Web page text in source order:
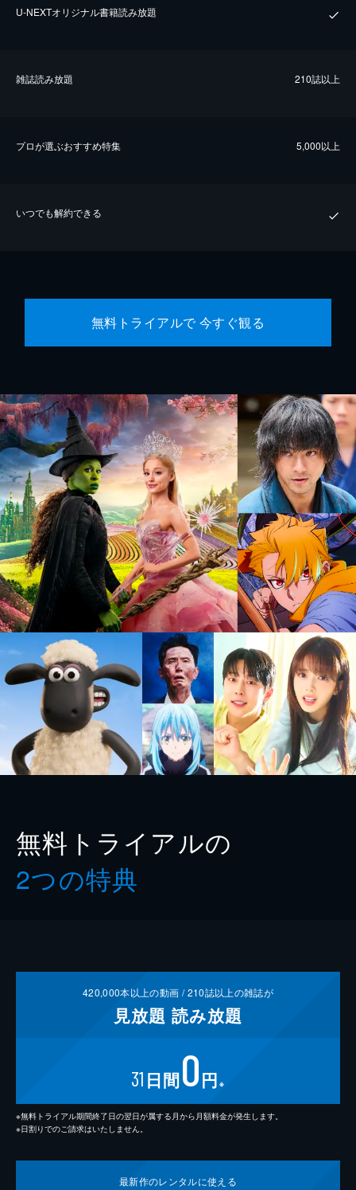
U-NEXTオリジナル書籍読み放題
雑誌読み放題 210誌以上
プロが選ぶおすすめ特集 5,000以上
いつでも解約できる
無料トライアルで 今すぐ観る
無料トライアルの
2つの特典
420,000本以上の動画 /210誌以上の雑誌が
見放題 読み放題
31 日間0円 ※
※無料トライアル期間終了日の翌日が属する月から月額料金が発生します。
※日割りでのご請求はいたしません。
最新作のレンタルに使える